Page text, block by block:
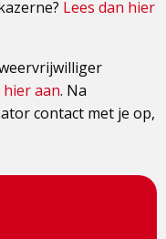
Lees dan hier
hier aan. Na
contact met je op,